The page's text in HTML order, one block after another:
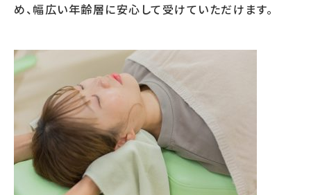
め、幅広い年齢層に安心して受けていただけます。